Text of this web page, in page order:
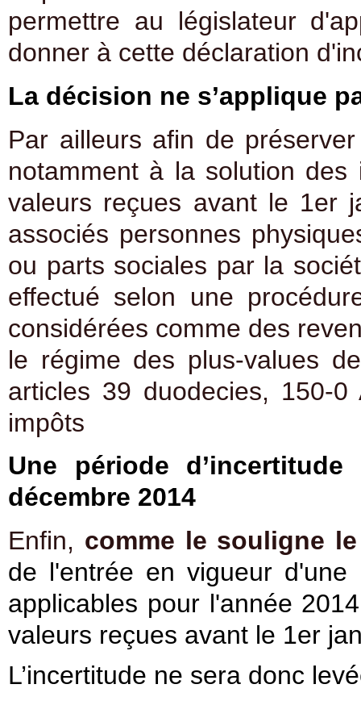
permettre au législateur
donner à cette déclaration
La décision ne s’applique
Par ailleurs afin de
notamment à la solution
valeurs reçues avant le 1er
associés personnes
ou parts sociales par la
effectué selon une
considérées comme des
le régime des plus-values
articles 39 duodecies, 150-
impôts
Une période
décembre 2014
Enfin, comme le souligne
de l'entrée en vigueur
applicables pour l'année
valeurs reçues avant le 1er
L’incertitude ne sera donc